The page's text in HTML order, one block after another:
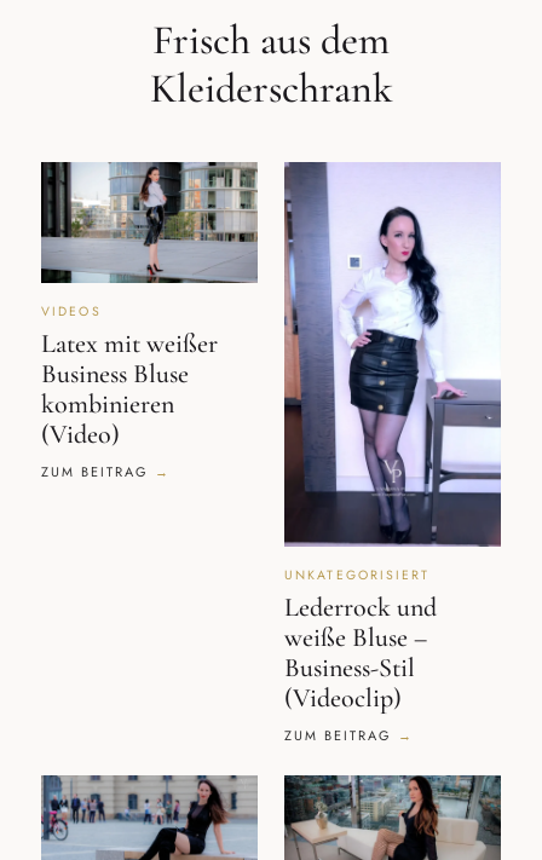
Frisch aus dem
Kleiderschrank
VIDEOS
Latex mit weißer
Business Bluse
kombinieren
(Video)
ZUM BEITRAG
UNKATEGORISIERT
Lederrock und
weiße Bluse –
Business-Stil
(Videoclip)
ZUM BEITRAG